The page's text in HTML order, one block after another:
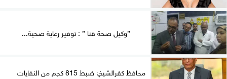
”وكيل صحة قنا ” : توفير رعاية صحية...
محافظ كفرالشيخ: ضبط 815 كجم من النفايات